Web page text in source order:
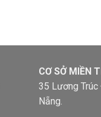
CƠ SỞ MIỀN
35 Lương Trúc
Nẵng.